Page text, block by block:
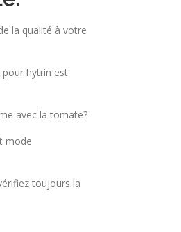
la qualité à votre
pour hytrin est
avec la tomate?
mode
toujours la